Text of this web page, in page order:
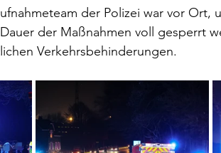
der Polizei war vor Ort,
der Maßnahmen voll gesperrt
Verkehrsbehinderungen.